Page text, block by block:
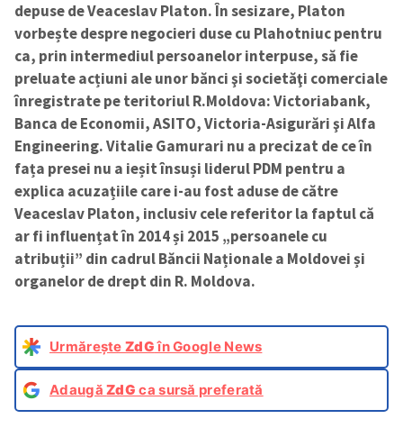
depuse de Veaceslav Platon. În sesizare, Platon
vorbește despre negocieri duse cu Plahotniuc pentru
ca, prin intermediul persoanelor interpuse, să fie
preluate acțiuni ale unor bănci şi societăţi comerciale
înregistrate pe teritoriul R.Moldova: Victoriabank,
Banca de Economii, ASITO, Victoria-Asigurări şi Alfa
Engineering. Vitalie Gamurari nu a precizat de ce în
fața presei nu a ieșit însuși liderul PDM pentru a
explica acuzațiile care i-au fost aduse de către
Veaceslav Platon, inclusiv cele referitor la faptul că
ar fi influențat în 2014 și 2015 „persoanele cu
atribuții” din cadrul Băncii Naționale a Moldovei și
organelor de drept din R. Moldova.
Urmărește ZdGîn Google News
AdaugăZdG ca sursă preferată